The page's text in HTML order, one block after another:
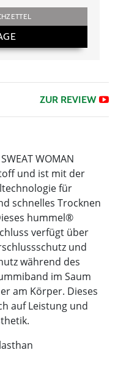
ZUR REVIEW
WOMAN
und ist mit der
für
schnelles Trocknen
hummel®
verfügt über
und
während des
im Saum
am Körper. Dieses
auf Leistung und